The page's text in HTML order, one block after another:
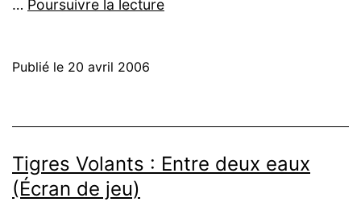
… Poursuivre la lectureTigres
Publié le 20 avril 2006
Tigres Volants : Entre deux eaux
(Écran de jeu)